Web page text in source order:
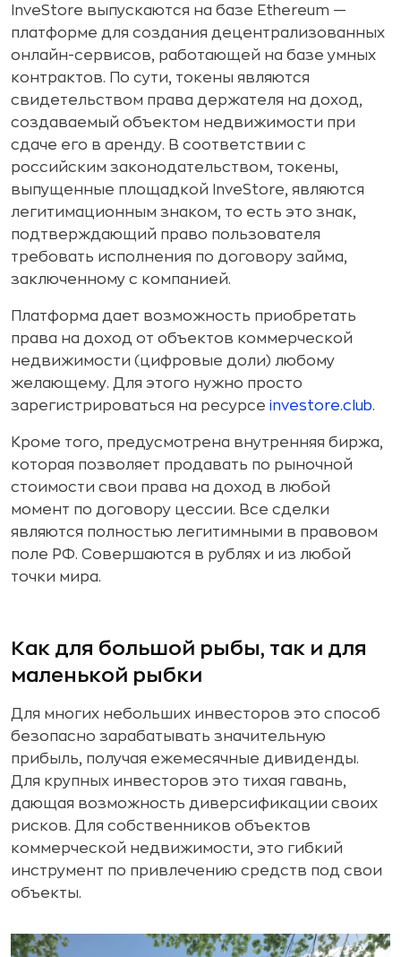
InveStore выпускаются на базе Ethereum —
платформе для создания децентрализованных
онлайн-сервисов, работающей на базе умных
контрактов. По сути, токены являются
свидетельством права держателя на доход,
создаваемый объектом недвижимости при
сдаче его в аренду. В соответствии с
российским законодательством, токены,
выпущенные площадкой InveStore, являются
легитимационным знаком, то есть это знак,
подтверждающий право пользователя
требовать исполнения по договору займа,
заключенному с компанией.
Платформа дает возможность приобретать
права на доход от объектов коммерческой
недвижимости (цифровые доли) любому
желающему. Для этого нужно просто
зарегистрироваться на ресурсе investore.club.
Кроме того, предусмотрена внутренняя биржа,
которая позволяет продавать по рыночной
стоимости свои права на доход в любой
момент по договору цессии. Все сделки
являются полностью легитимными в правовом
поле РФ. Совершаются в рублях и из любой
точки мира.
Как для большой рыбы, так и для
маленькой рыбки
Для многих небольших инвесторов это способ
безопасно зарабатывать значительную
прибыль, получая ежемесячные дивиденды.
Для крупных инвесторов это тихая гавань,
дающая возможность диверсификации своих
рисков. Для собственников объектов
коммерческой недвижимости, это гибкий
инструмент по привлечению средств под свои
объекты.